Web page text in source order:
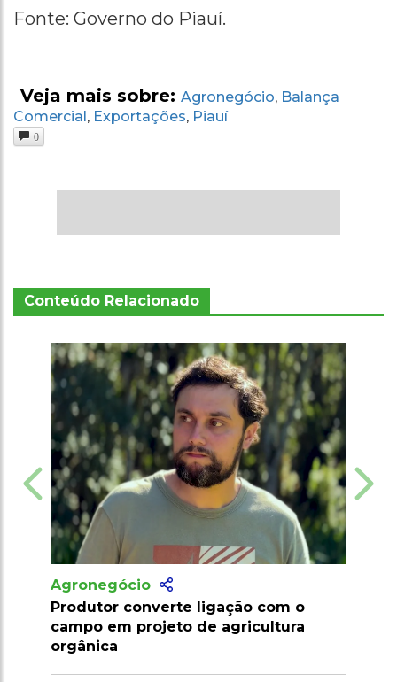
Fonte: Governo do Piauí.
Veja mais sobre: Agronegócio, Balança
Comercial, Exportações, Piauí
0
Conteúdo Relacionado
Agronegócio
Marrocos suspende tarifas de
importação de carnes e ovinos até
2026